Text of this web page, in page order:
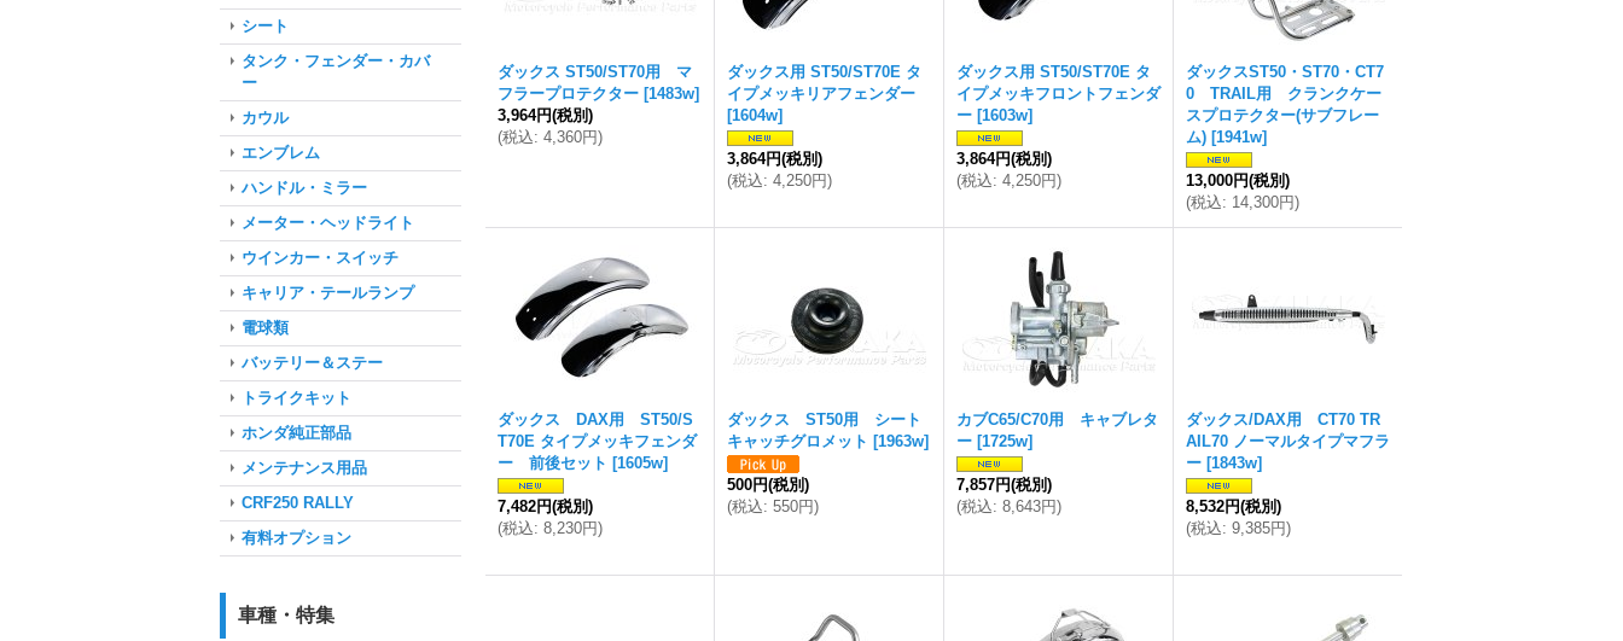
シート
タンク・フェンダー・カバ
ー
カウル
エンブレム
ハンドル・ミラー
メーター・ヘッドライト
ウインカー・スイッチ
キャリア・テールランプ
電球類
バッテリー＆ステー
トライクキット
ホンダ純正部品
メンテナンス用品
CRF250 RALLY
有料オプション
車種・特集
ダックス ST50/ST70用 マ
フラープロテクター [1483w]
3,964円(税別)
(税込: 4,360円)
ダックス用 ST50/ST70E タ
イプメッキリアフェンダー
[1604w]
3,864円(税別)
(税込: 4,250円)
ダックス用 ST50/ST70E タ
イプメッキフロントフェンダ
ー [1603w]
3,864円(税別)
(税込: 4,250円)
ダックスST50・ST70・CT7
0 TRAIL用 クランクケー
スプロテクター(サブフレー
ム) [1941w]
13,000円(税別)
(税込: 14,300円)
ダックス DAX用 ST50/S
T70E タイプメッキフェンダ
ー 前後セット [1605w]
7,482円(税別)
(税込: 8,230円)
ダックス ST50用 シート
キャッチグロメット [1963w]
500円(税別)
(税込: 550円)
カブC65/C70用 キャブレタ
ー [1725w]
7,857円(税別)
(税込: 8,643円)
ダックス/DAX用 CT70 TR
AIL70 ノーマルタイプマフラ
ー [1843w]
8,532円(税別)
(税込: 9,385円)